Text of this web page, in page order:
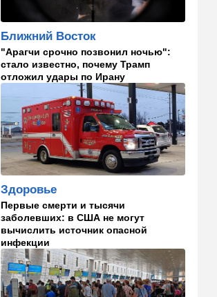
Общество
русские дети вместе с
палестинскими строят
"новую модель ООН"
Израиль
В Израиле опасаются атак
дронов изнутри страны
14:55 В мире
WSJ: загнанный в угол Путин
может испытать НАТО на
прочность
14:10 В мире
Заложники Сеуты: почему
марокканские подростки не
могут вернуться домой
14:09 Мнения
Ближний Восток
"Арагчи срочно позвонил ночью":
стало известно, почему Трамп
отложил удары по Ирану
Здоровье
Первые смерти и тысячи
заболевших: в США не могут
вычислить источник опасной
инфекции